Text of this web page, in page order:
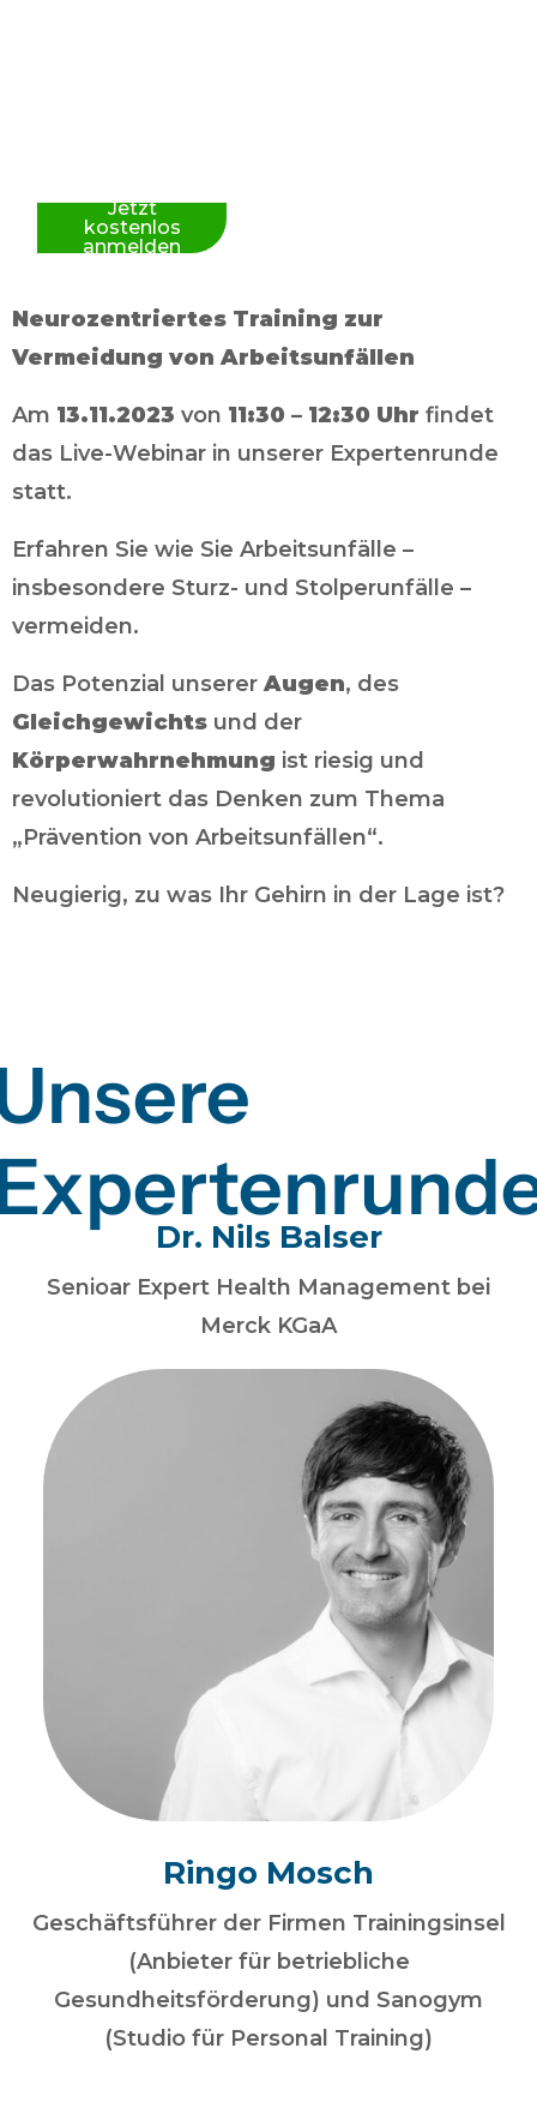
Jetzt
kostenlos
anmelden
Neurozentriertes Training zur
Vermeidung von Arbeitsunfällen
Am 13.11.2023 von 11:30 – 12:30 Uhr findet
das Live-Webinar in unserer Expertenrunde
statt.
Erfahren Sie wie Sie Arbeitsunfälle –
insbesondere Sturz- und Stolperunfälle –
vermeiden.
Das Potenzial unserer Augen, des
Gleichgewichts und der
Körperwahrnehmung ist riesig und
revolutioniert das Denken zum Thema
„Prävention von Arbeitsunfällen“.
Neugierig, zu was Ihr Gehirn in der Lage ist?
Dr. Nils Balser
Senioar Expert Health Management bei
Merck KGaA
Ringo Mosch
Geschäftsführer der Firmen Trainingsinsel
(Anbieter für betriebliche
Gesundheitsförderung) und Sanogym
(Studio für Personal Training)